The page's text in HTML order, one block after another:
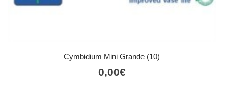
Cymbidium Mini Grande (10)
0,00€